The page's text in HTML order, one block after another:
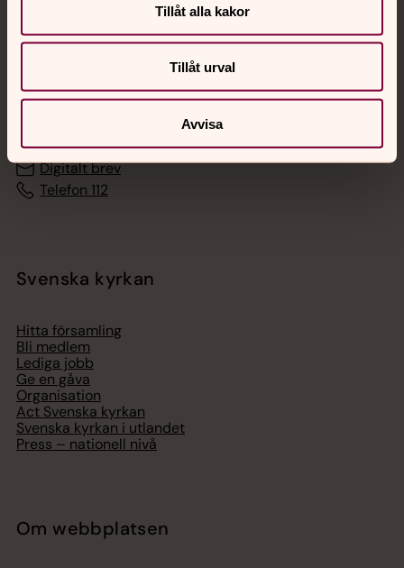
Tillåt alla kakor
Tillåt urval
Avvisa
Jourhavande präst
Akut samtals- och krisstöd. Prata eller chatta anonymt
med en präst på kvällar och nätter.
Chatt
Digitalt brev
Telefon 112
Svenska kyrkan
Hitta församling
Bli medlem
Lediga jobb
Ge en gåva
Organisation
Act Svenska kyrkan
Svenska kyrkan i utlandet
Press – nationell nivå
Om webbplatsen